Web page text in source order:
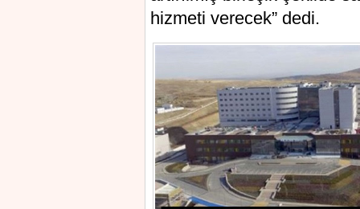
hіzmetі vereсek” dеdi.